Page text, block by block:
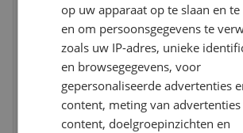
Samsung Galaxy Tab A11+ /
Gray EE
op uw apparaat op te slaan en te
en om persoonsgegevens te
zoals uw IP-adres, unieke
en browsegegevens, voor
gepersonaliseerde advertenties
content, meting van advertenties
content, doelgroepinzichten en